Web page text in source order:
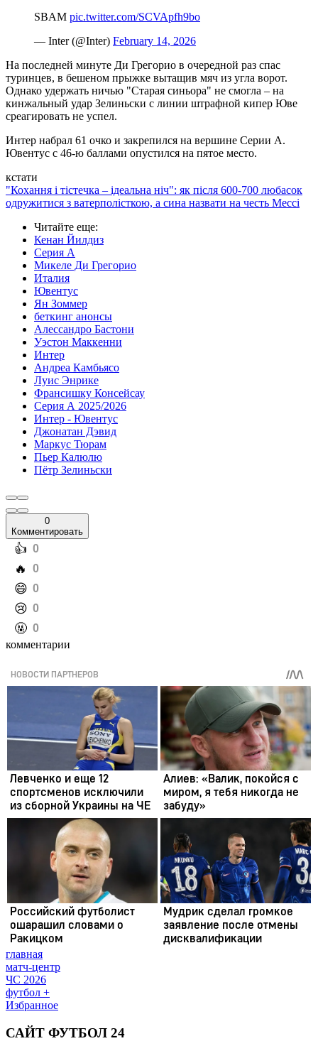
SBAM pic.twitter.com/SCVApfh9bo
— Inter (@Inter) February 14, 2026
На последней минуте Ди Грегорио в очередной раз спас
туринцев, в бешеном прыжке вытащив мяч из угла ворот.
Однако удержать ничью "Старая синьора" не смогла – на
кинжальный удар Зелиньски с линии штрафной кипер Юве
среагировать не успел.
Интер набрал 61 очко и закрепился на вершине Серии А.
Ювентус с 46-ю баллами опустился на пятое место.
кстати
"Кохання і тістечка – ідеальна ніч": як після 600-700 любасок
одружитися з ватерполісткою, а сина назвати на честь Мессі
Читайте еще:
Кенан Йилдиз
Серия А
Микеле Ди Грегорио
Италия
Ювентус
Ян Зоммер
беткинг анонсы
Алессандро Бастони
Уэстон Маккенни
Интер
Андреа Камбьясо
Луис Энрике
Франсишку Консейсау
Серия А 2025/2026
Интер - Ювентус
Джонатан Дэвид
Маркус Тюрам
Пьер Калюлю
Пётр Зелиньски
0
Комментировать
️👍 0
️🔥 0
️😄 0
️😢 0
️🤬 0
комментарии
главная
матч-центр
ЧС 2026
футбол +
Избранное
САЙТ ФУТБОЛ 24